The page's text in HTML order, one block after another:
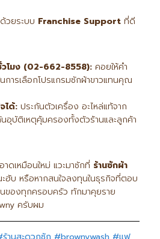
วยระบบ Franchise Support ที่ดี
วโมง (02-662-8558): คอยให้คำ
การเลือกโปรแกรมซักผ้าขาวแทนคุณ
ได้: ประกันตัวเครื่อง อะไหล่แท้จาก
อุบัติเหตุคุ้มครองทั้งตัวร้านและลูกค้า
ดเหมือนใหม่ แวะมาซักที่ ร้านซักผ้า
ฮับ หรือหากสนใจลงทุนในธุรกิจที่ตอบ
ของทุกครอบครัว ทักมาคุยราย
ครับผม